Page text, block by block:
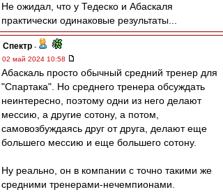
Не ожидал, что у Тедеско и Абаскаля
практически одинаковые результаты...
Спектр -
02 май 2024 10:58
Абаскаль просто обычный средний тренер для
"Спартака". Но среднего тренера обсуждать
неинтересно, поэтому одни из него делают
мессию, а другие сотону, а потом,
самовозбуждаясь друг от друга, делают еще
большего мессию и еще большего сотону.
Ну реально, он в компании с точно такими же
средними тренерами-нечемпионами.